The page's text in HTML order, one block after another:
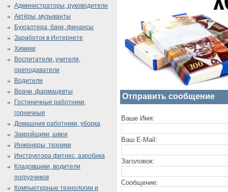
Отправить сообщение
Ваше Имя:
Ваш E-Mail:
Заголовок:
Сообщение:
Администраторы, руководители
Актёры, музыканты
Бухгалтера, банк, финансы
Заработок в Интернете
Химики
Воспитатели, учителя,
преподаватели
Водители
Врачи, фармацевты
Гостиничные работники,
горничные
Домашние работники, уборка
Закройщики, швеи
Инженеры, техники
Инструктора фитнес, аэробика
Кладовщики, водители
погрузчиков
Компьютерные технологии и